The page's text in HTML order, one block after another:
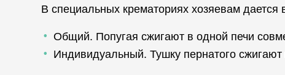
В специальных крематориях хозяевам
Общий. Попугая сжигают в одной печи
Индивидуальный. Тушку пернатого